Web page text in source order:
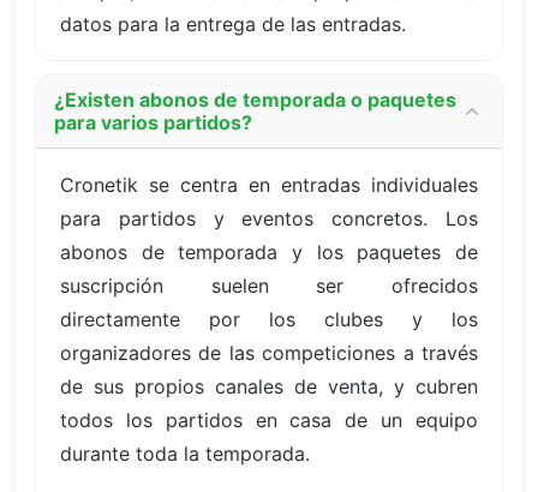
datos para la entrega de las entradas.
¿Existen abonos de temporada o paquetes
para varios partidos?
Cronetik se centra en entradas individuales
para partidos y eventos concretos. Los
abonos de temporada y los paquetes de
suscripción suelen ser ofrecidos
directamente por los clubes y los
organizadores de las competiciones a través
de sus propios canales de venta, y cubren
todos los partidos en casa de un equipo
durante toda la temporada.